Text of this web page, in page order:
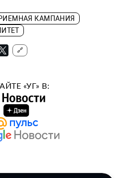
КАМПАНИЯ
🔗
«УГ» В: